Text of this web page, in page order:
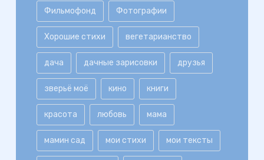
Фильмофонд Фотографии
Хорошие стихи вегетарианство
дача дачные зарисовки друзья
зверьё моё кино книги
красота любовь мама
мамин сад мои стихи мои тексты